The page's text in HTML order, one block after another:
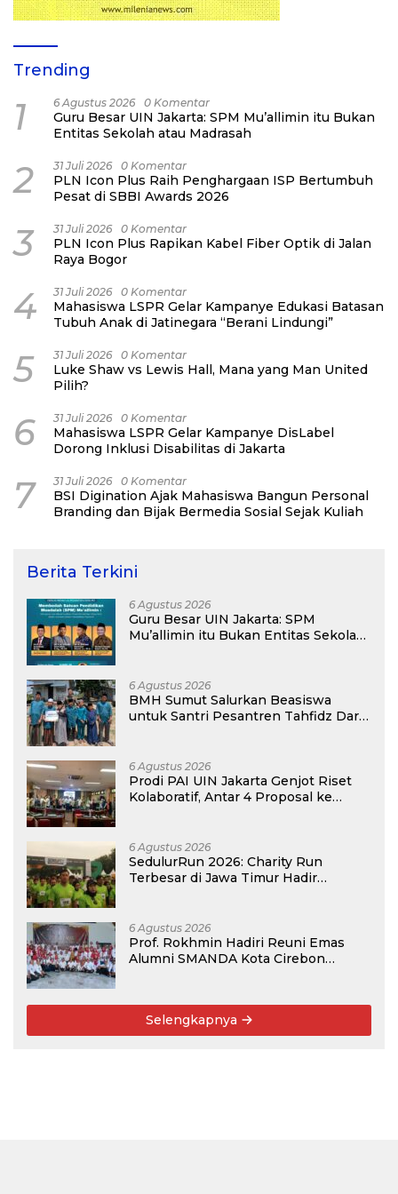
Trending
1 6 Agustus 2026 0 Komentar
Guru Besar UIN Jakarta: SPM Mu’allimin itu Bukan
Entitas Sekolah atau Madrasah
2 31 Juli 2026 0 Komentar
PLN Icon Plus Raih Penghargaan ISP Bertumbuh
Pesat di SBBI Awards 2026
3 31 Juli 2026 0 Komentar
PLN Icon Plus Rapikan Kabel Fiber Optik di Jalan
Raya Bogor
4 31 Juli 2026 0 Komentar
Mahasiswa LSPR Gelar Kampanye Edukasi Batasan
Tubuh Anak di Jatinegara “Berani Lindungi”
5 31 Juli 2026 0 Komentar
Luke Shaw vs Lewis Hall, Mana yang Man United
Pilih?
6 31 Juli 2026 0 Komentar
Mahasiswa LSPR Gelar Kampanye DisLabel
Dorong Inklusi Disabilitas di Jakarta
7 31 Juli 2026 0 Komentar
BSI Digination Ajak Mahasiswa Bangun Personal
Branding dan Bijak Bermedia Sosial Sejak Kuliah
Berita Terkini
6 Agustus 2026
Guru Besar UIN Jakarta: SPM
Mu’allimin itu Bukan Entitas Sekolah
6 Agustus 2026
BMH Sumut Salurkan Beasiswa
untuk Santri Pesantren Tahfidz Darul
6 Agustus 2026
Prodi PAI UIN Jakarta Genjot Riset
Kolaboratif, Antar 4 Proposal ke
6 Agustus 2026
SedulurRun 2026: Charity Run
Terbesar di Jawa Timur Hadir
Guru Honorer
6 Agustus 2026
Prof. Rokhmin Hadiri Reuni Emas
Alumni SMANDA Kota Cirebon
Selengkapnya